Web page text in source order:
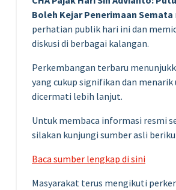
Boleh Kejar Penerimaan Semata
perhatian publik hari ini dan
diskusi di berbagai kalangan.
Perkembangan terbaru
yang cukup signifikan dan
dicermati lebih lanjut.
Untuk membaca informasi resmi
silakan kunjungi sumber asli
Baca sumber lengkap di sini
Masyarakat terus mengikuti